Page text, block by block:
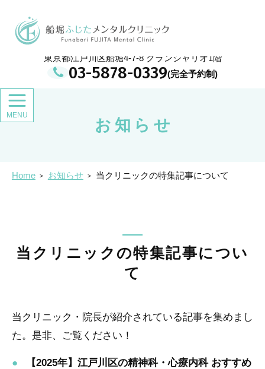
船堀ふじたメンタルクリニック
東京都江戸川区船堀4-7-8 グランシャリオ1階
03-5878-0339
Home お知らせ 当クリニックの特集記事について
お知らせ
当クリニックの特集記事につい
て
当クリニック・院長が紹介されている記事を集めまし
た。是非、ご覧ください！
【2025年】江戸川区の精神科・心療内科 おすすめ